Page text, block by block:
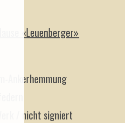
«Leuenberger»
Ankerhemmung
/ nicht signiert